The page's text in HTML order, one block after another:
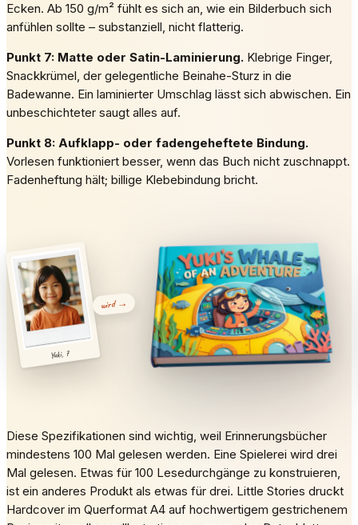
Ecken. Ab 150 g/m² fühlt es sich an, wie ein Bilderbuch sich
anfühlen sollte – substanziell, nicht flatterig.
Punkt 7: Matte oder Satin-Laminierung. Klebrige Finger,
Snackkrümel, der gelegentliche Beinahe-Sturz in die
Badewanne. Ein laminierter Umschlag lässt sich abwischen. Ein
unbeschichteter saugt alles auf.
Punkt 8: Aufklapp- oder fadengeheftete Bindung.
Vorlesen funktioniert besser, wenn das Buch nicht zuschnappt.
Fadenheftung hält; billige Klebebindung bricht.
Yuki, 7
wird →
Diese Spezifikationen sind wichtig, weil Erinnerungsbücher
mindestens 100 Mal gelesen werden. Eine Spielerei wird drei
Mal gelesen. Etwas für 100 Lesedurchgänge zu konstruieren,
ist ein anderes Produkt als etwas für drei. Little Stories druckt
Hardcover im Querformat A4 auf hochwertigem gestrichenem